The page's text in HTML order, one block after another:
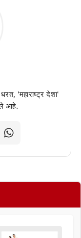
'महाराष्ट्र देशा'
आहे.